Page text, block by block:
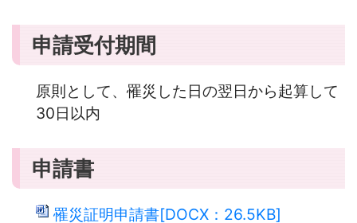
申請受付期間
原則として、罹災した日の翌日から起算して
30日以内
申請書
罹災証明申請書[DOCX：26.5KB]